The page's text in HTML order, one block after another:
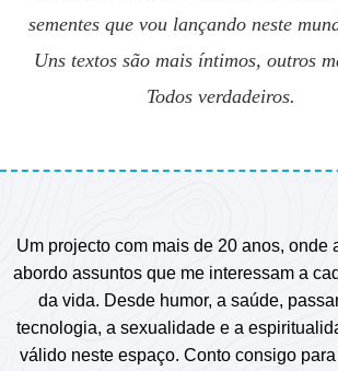
sementes que vou lançando neste
Uns textos são mais íntimos, outros
Todos verdadeiros.
Um projecto com mais de 20 anos, onde
abordo assuntos que me interessam a
da vida. Desde humor, a saúde,
tecnologia, a sexualidade e a
válido neste espaço. Conto consigo